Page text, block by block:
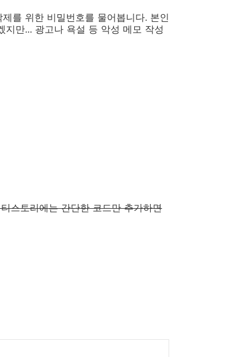
를 위한 비밀번호를 물어봅니다. 본인
만... 광고나 욕설 등 악성 메모 작성
스토리에는 간단한 코드만 추가하면